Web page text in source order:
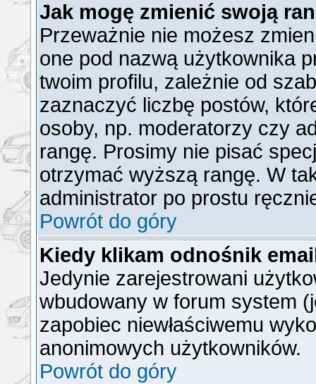
Jak mogę zmienić swoją
Przeważnie nie możesz
one pod nazwą użytkownika
twoim profilu, zależnie od
zaznaczyć liczbę postów,
osoby, np. moderatorzy czy
rangę. Prosimy nie pisać
otrzymać wyższą rangę. W
administrator po prostu
Powrót do góry
Kiedy klikam odnośnik
Jedynie zarejestrowani
wbudowany w forum system
zapobiec niewłaściwemu
anonimowych użytkowników.
Powrót do góry